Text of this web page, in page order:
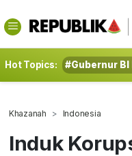
Hot Topics: #Gubernur
Khazanah Indonesia
Induk